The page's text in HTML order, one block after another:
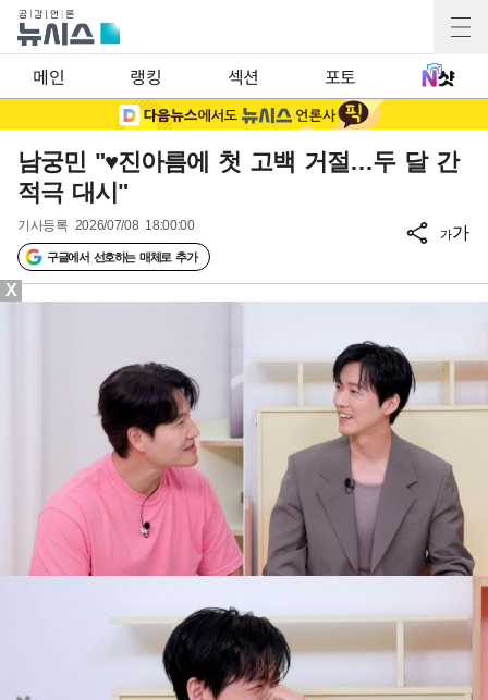
메인 랭킹 섹션 포토
남궁민 "♥진아름에 첫 고백 거절…두 달 간
적극 대시"
기사등록 2026/07/08 18:00:00
구글에서 선호하는 매체로 추가
가가
X